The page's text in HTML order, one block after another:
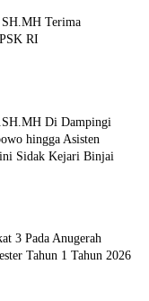
Terima
RI
Di Dampingi
hingga Asisten
Sidak Kejari Binjai
3 Pada Anugerah
Tahun 1 Tahun 2026